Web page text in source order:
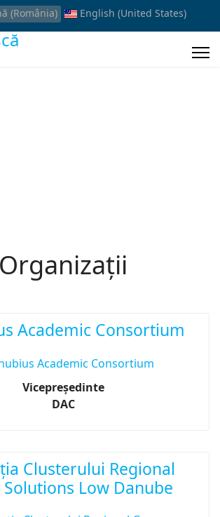
(România) English (United States)
Organizații
Academic Consortium
Vicepreședinte
DAC
Clusterului Regional
Low Danube